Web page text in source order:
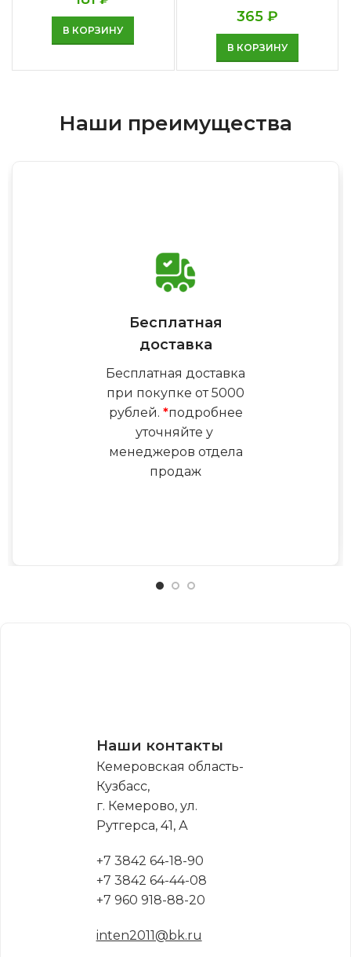
В КОРЗИНУ
365 ₽
В КОРЗИНУ
Наши преимущества
Бесплатная
доставка
Бесплатная доставка
при покупке от 5000
рублей. *подробнее
уточняйте у
менеджеров отдела
продаж
Наши контакты
Кемеровская область-
Кузбасс,
г. Кемерово, ул.
Рутгерса, 41, А
+7 3842 64-18-90
+7 3842 64-44-08
+7 960 918-88-20
inten2011@bk.ru